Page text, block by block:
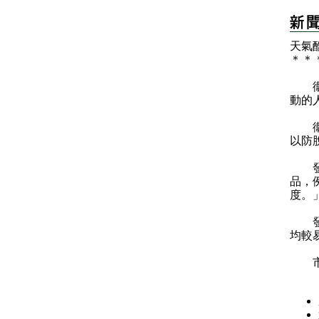
天氣
＊
＊
衞
動的
衞
以防
發
品，
度。」
發
均較
市